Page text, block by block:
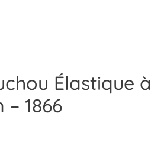
Élastique à
1866